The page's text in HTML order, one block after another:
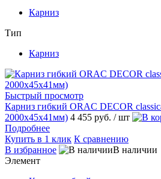
Карниз
Тип
Карниз
Быстрый просмотр
Карниз гибкий ORAC DECOR
2000х45х41мм) 4 455 руб. / шт
Подробнее
Купить в 1 клик К сравнению
В избранное
В наличии
Элемент